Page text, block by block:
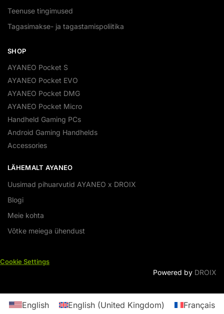
Teenuse tingimused
Tagasimakse- ja tagastamispoliitika
SHOP
AYANEO Pocket S
AYANEO Pocket EVO
AYANEO Pocket DMG
AYANEO Pocket Micro
Handheld Gaming PCs
Android Gaming Handhelds
Accessories
LÄHEMALT AYANEO
Uusimad pihuarvutid AYANEO x DROIX
Blogi
Meie kohta
Võtke meiega ühendust
Cookie Settings
Powered by DROIX
English English (United Kingdom) Français